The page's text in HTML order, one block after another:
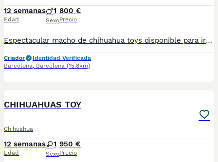
12 semanas
Edad
1
Sexo
800 €
Precio
Espectacular macho de chihuahua toys disponible para ir a su nuevo hogar se entrega con su vacuna y desparacitado y su cartilla correspondiente a su edad
Criador
Identidad Verificada
Barcelona, Barcelona (15.8km)
CHIHUAHUAS TOY
Chihuahua
12 semanas
Edad
1
Sexo
950 €
Precio